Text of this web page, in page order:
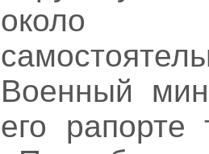
около
Военный
его рапорте